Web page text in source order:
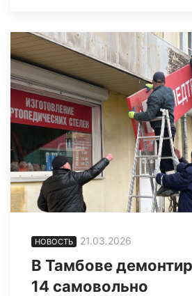
НОВОСТЬ 21.03.2026
В Тамбове
14 самовольно